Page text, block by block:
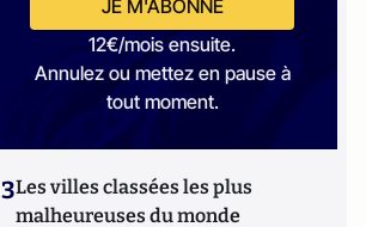
JE M'ABONNE
12€/mois ensuite.
Annulez ou mettez en pause à
tout moment.
3Les villes classées les plus
malheureuses du monde